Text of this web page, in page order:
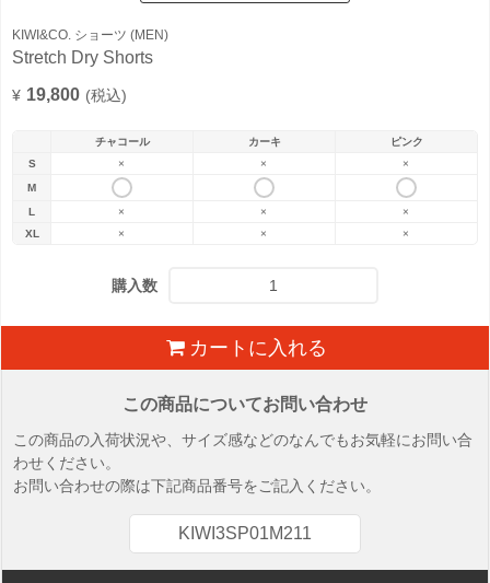
KIWI&CO. ショーツ (MEN)
Stretch Dry Shorts
¥ 19,800 (税込)
チャコール カーキ
ピンク
S
× ×
×
M
L
× ×
×
XL
× × ×
購入数
カートに入れる
この商品についてお問い合わせ
この商品の入荷状況や、サイズ感などのなんでもお気軽にお問い合
わせください。
お問い合わせの際は下記商品番号をご記入ください。
KIWI3SP01M211